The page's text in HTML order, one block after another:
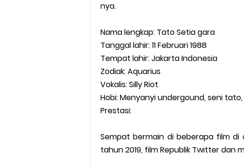
nya.
Nama lengkap: Tato Setia gara
Tanggal lahir: 11 Februari 1988
Tempat lahir: Jakarta Indonesia
Zodiak: Aquarius
Vokalis: Silly Riot
Hobi: Menyanyi undergound, seni
Prestasi:
Sempat bermain di beberapa film di
tahun 2019, film Republik Twitter dan